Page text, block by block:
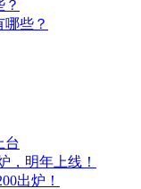
些？
台
，明年上线！
出炉！